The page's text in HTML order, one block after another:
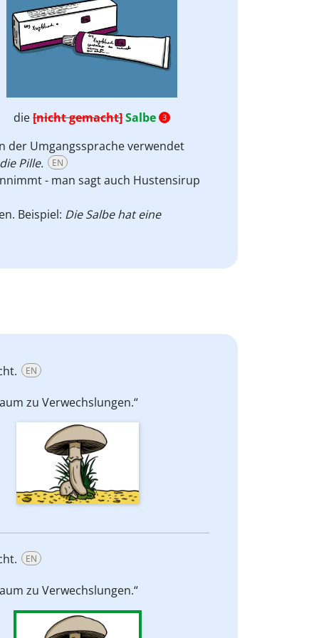
die[nicht gemacht]Salbe 3
der Umgangssprache verwendet
Pille.
EN
- man sagt auch Hustensirup
Beispiel: Die Salbe hat eine
EN
zu Verwechslungen.“
EN
zu Verwechslungen.“